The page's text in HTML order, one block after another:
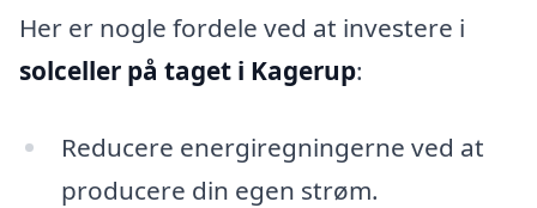
Her er nogle fordele ved at investere i
solceller på taget i Kagerup:
Reducere energiregningerne ved at
producere din egen strøm.